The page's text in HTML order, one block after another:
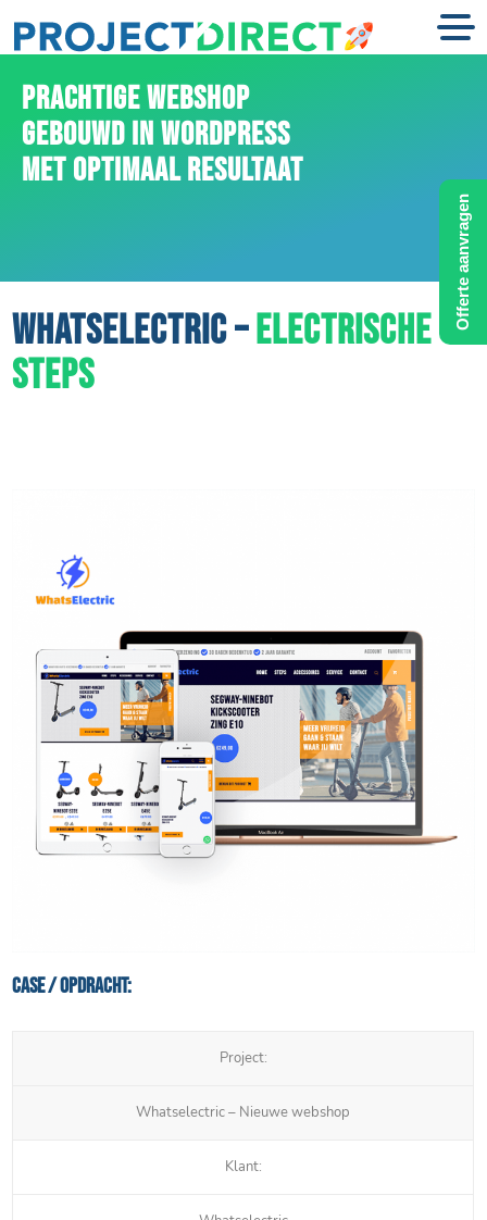
PRACHTIGE WEBSHOP
GEBOUWD IN WORDPRESS
MET OPTIMAAL RESULTAAT
WHATSELECTRIC –ELECTRISCHE
STEPS
Case / Opdracht:
Project:
Whatselectric – Nieuwe webshop
Klant:
Offerte aanvragen